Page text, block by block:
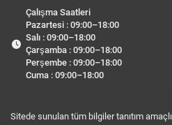
Çalışma Saatleri
Pazartesi : 09:00–18:00
Salı : 09:00–18:00
Çarşamba : 09:00–18:00
Perşembe : 09:00–18:00
Cuma : 09:00–18:00
Sitede sunulan tüm bilgiler tanıtım